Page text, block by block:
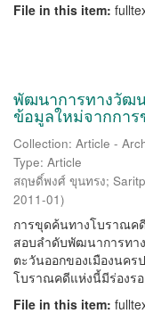
File in this item:
พัฒนาการทางวัฒ
ข้อมูลใหม่จากกา
Collection: Article -
Type: Article
สฤษดิ์พงศ์ ขุนทรง;
2011-01)
การขุดค้นทางโบราณค
สอบลำดับพัฒนาการท
ตะวันออกของเมืองนค
โบราณคดีแห่งนี้มีร่องร
File in this item: